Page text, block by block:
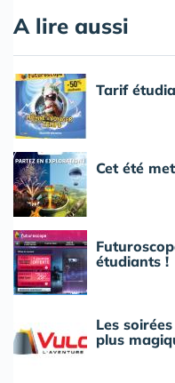
A lire aussi
Tarif
Cet été
étudiants !
Les
plus